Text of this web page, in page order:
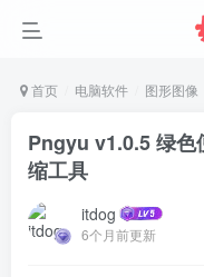
首页 电脑软件 图形图像
Pngyu v1.0.5 绿
缩工具
itdog
6个月前更新